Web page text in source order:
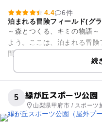
4.4
6件
泊まれる冒険フィールド(グ
～森とつくる、キミの物語
よう。ここは、泊まれる冒険フィールド
間 「自然との共生」がコンセ
続
5 緑が丘スポーツ公園
山梨県甲府市 / スポーツ